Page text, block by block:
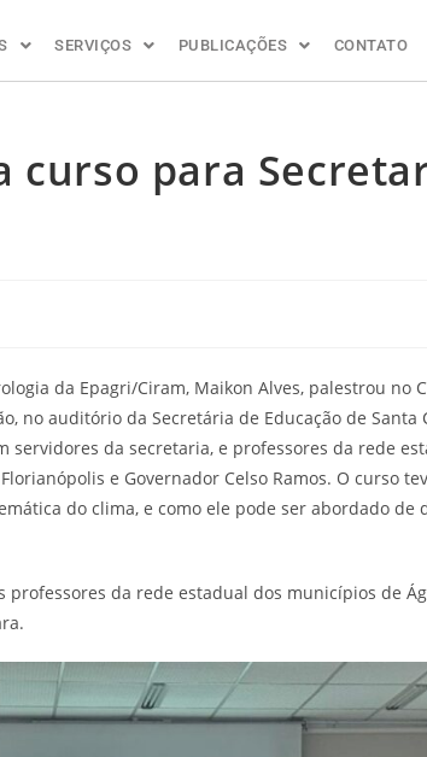
SERVIÇOS PUBLICAÇÕES CONTATO
curso para
da Epagri/Ciram, Maikon Alves, palestrou no
no auditório da Secretária de Educação de Santa
servidores da secretaria, e professores da rede
e Governador Celso Ramos. O curso
do clima, e como ele pode ser abordado de
professores da rede estadual dos municípios de